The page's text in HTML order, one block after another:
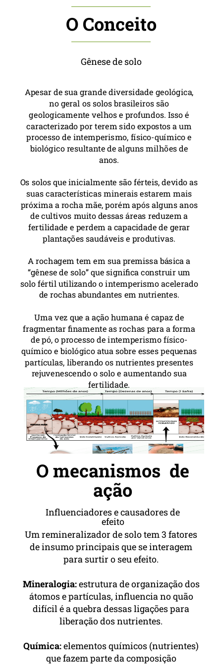
O Conceito
Gênese de solo
Apesar de sua grande diversidade geológica,
no geral os solos brasileiros são
geologicamente velhos e profundos. Isso é
caracterizado por terem sido expostos a um
processo de intemperismo, físico-químico e
biológico resultante de alguns milhões de
anos.
Os solos que inicialmente são férteis, devido as
suas características minerais estarem mais
próxima a rocha mãe, porém após alguns anos
de cultivos muito dessas áreas reduzem a
fertilidade e perdem a capacidade de gerar
plantações saudáveis e produtivas.
A rochagem tem em sua premissa básica a
“gênese de solo” que significa construir um
solo fértil utilizando o intemperismo acelerado
de rochas abundantes em nutrientes.
Uma vez que a ação humana é capaz de
fragmentar finamente as rochas para a forma
de pó, o processo de intemperismo físico-
químico e biológico atua sobre esses pequenas
partículas, liberando os nutrientes presentes
rejuvenescendo o solo e aumentando sua
fertilidade.
O mecanismos de
ação
Influenciadores e causadores de
efeito
Um remineralizador de solo tem 3 fatores
de insumo principais que se interagem
para surtir o seu efeito.
Mineralogia:estrutura de organização dos
átomos e partículas, influencia no quão
difícil é a quebra dessas ligações para
liberação dos nutrientes.
Química:elementos químicos (nutrientes)
que fazem parte da composição